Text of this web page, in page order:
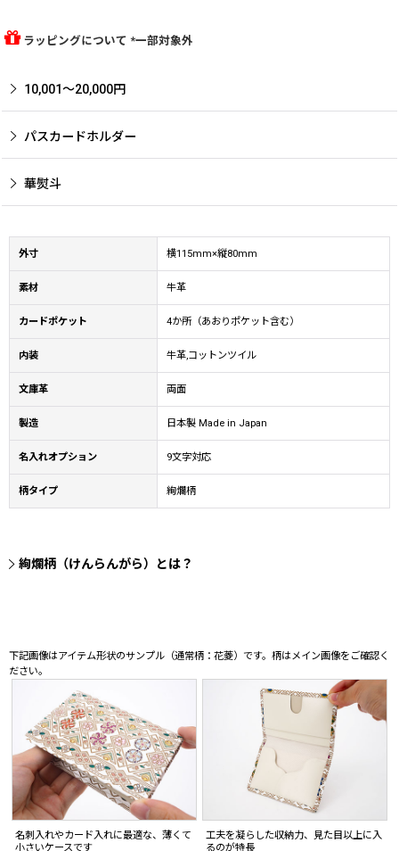
ラッピングについて *一部対象外
10,001〜20,000円
パスカードホルダー
華熨斗
外寸 横115mm×縦80mm
素材 牛革
カードポケット 4か所（あおりポケット含む）
内装 牛革,コットンツイル
文庫革 両面
製造 日本製 Made in Japan
名入れオプション 9文字対応
柄タイプ 絢爛柄
絢爛柄（けんらんがら）とは？
下記画像はアイテム形状のサンプル（通常柄：花菱）です。柄はメイン画像をご確認く
ださい。
名刺入れやカード入れに最適な、薄くて
小さいケースです
工夫を凝らした収納力、見た目以上に入
るのが特長